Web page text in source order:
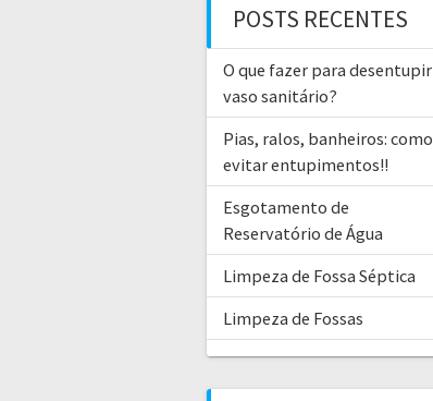
POSTS RECENTES
O que fazer para desentupir
vaso sanitário?
Pias, ralos, banheiros: como
evitar entupimentos!!
Esgotamento de
Reservatório de Água
Limpeza de Fossa Séptica
Limpeza de Fossas